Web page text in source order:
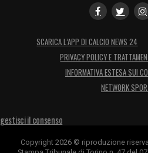
SCARICA L’APP DI CALCIO NEWS 24
PRIVACY POLICY E
INFORMATIVA ESTESA SUI
NETWORK
gestisci il consenso
Copyright 2026 © riproduzione